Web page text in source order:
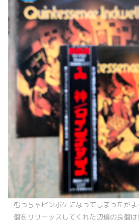
むっちゃピンボケになってしまったが
盤をリリーッスしてくれた辺境の良盤